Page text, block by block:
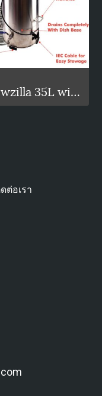
Gen 4 Brewzilla 35L with Pump 1900/500w - 220-240V AC
ต่อเรา